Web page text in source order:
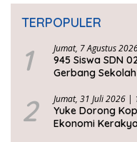
TERPOPULER
1 Jumat, 7 Agustus
945 Siswa SDN
Gerbang
2 Jumat, 31 Juli 2026 |
Yuke Dorong
Ekonomi